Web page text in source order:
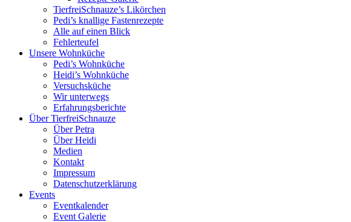
TierfreiSchnauze’s Likörchen
Pedi’s knallige Fastenrezepte
Alle auf einen Blick
Fehlerteufel
Unsere Wohnküche
Pedi’s Wohnküche
Heidi’s Wohnküche
Versuchsküche
Wir unterwegs
Erfahrungsberichte
Über TierfreiSchnauze
Über Petra
Über Heidi
Medien
Kontakt
Impressum
Datenschutzerklärung
Events
Eventkalender
Event Galerie